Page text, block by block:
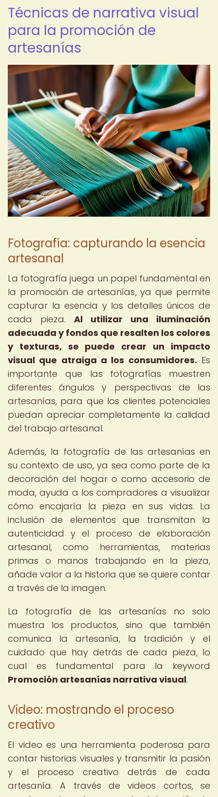
Técnicas de narrativa visual
para la promoción de
artesanías
Fotografía: capturando la esencia
artesanal
La fotografía juega un papel fundamental en
la promoción de artesanías, ya que permite
capturar la esencia y los detalles únicos de
cada pieza. Al utilizar una iluminación
adecuada y fondos que resalten los colores
y texturas, se puede crear un impacto
visual que atraiga a los consumidores. Es
importante que las fotografías muestren
diferentes ángulos y perspectivas de las
artesanías, para que los clientes potenciales
puedan apreciar completamente la calidad
del trabajo artesanal.
Además, la fotografía de las artesanías en
su contexto de uso, ya sea como parte de la
decoración del hogar o como accesorio de
moda, ayuda a los compradores a visualizar
cómo encajaría la pieza en sus vidas. La
inclusión de elementos que transmitan la
autenticidad y el proceso de elaboración
artesanal, como herramientas, materias
primas o manos trabajando en la pieza,
añade valor a la historia que se quiere contar
a través de la imagen.
La fotografía de las artesanías no solo
muestra los productos, sino que también
comunica la artesanía, la tradición y el
cuidado que hay detrás de cada pieza, lo
cual es fundamental para la keyword
Promoción artesanías narrativa visual.
Video: mostrando el proceso
creativo
El video es una herramienta poderosa para
contar historias visuales y transmitir la pasión
y el proceso creativo detrás de cada
artesanía. A través de videos cortos, se